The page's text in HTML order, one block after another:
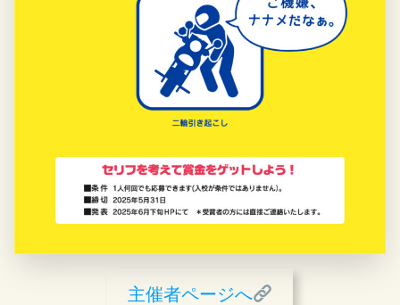
主催者ページへ